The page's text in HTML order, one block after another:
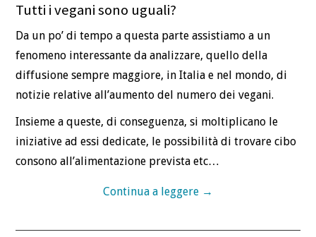
Tutti i vegani sono uguali?
Da un po’ di tempo a questa parte assistiamo a un
fenomeno interessante da analizzare, quello della
diffusione sempre maggiore, in Italia e nel mondo, di
notizie relative all’aumento del numero dei vegani.
Insieme a queste, di conseguenza, si moltiplicano le
iniziative ad essi dedicate, le possibilità di trovare cibo
consono all’alimentazione prevista etc…
Continua a leggere →